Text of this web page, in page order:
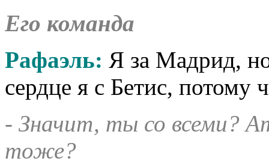
Его команда
Рафаэль: Я за Мадрид,
сердце я с Бетис, потому
- Значит, ты со всеми?
тоже?